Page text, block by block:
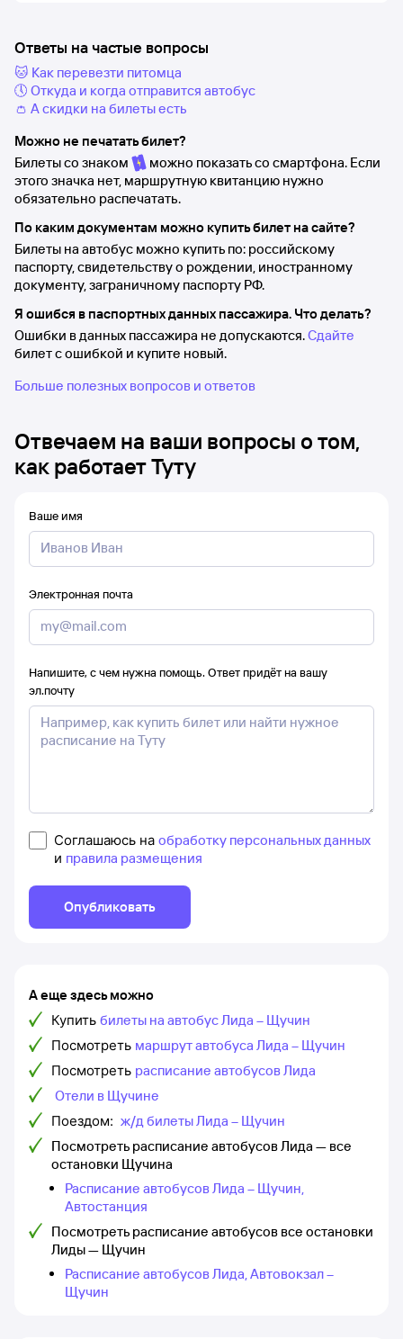
Ответы на частые вопросы
🐱 Как перевезти питомца
🕔 Откуда и когда отправится автобус
👛 А скидки на билеты есть
Можно не печатать билет?
Билеты со знаком
можно показать со смартфона. Если
этого значка нет, маршрутную квитанцию нужно
обязательно распечатать.
По каким документам можно купить билет на сайте?
Билеты на автобус можно купить по: российскому
паспорту, свидетельству о рождении, иностранному
документу, заграничному паспорту РФ.
Я ошибся в паспортных данных пассажира. Что делать?
Ошибки в данных пассажира не допускаются.Сдайте
билет с ошибкой и купите новый.
Больше полезных вопросов и ответов
Отвечаем на ваши вопросы о том,
как работает Туту
Ваше имя
Электронная почта
Напишите, с чем нужна помощь. Ответ придёт на вашу
эл.почту
Соглашаюсь на обработку персональных данных
и правила размещения
Опубликовать
А еще здесь можно
Купить билеты на автобус Лида – Щучин
Посмотреть маршрут автобуса Лида – Щучин
Посмотреть расписание автобусов Лида
Отели в Щучине
Поездом: ж/д билеты Лида – Щучин
Посмотреть расписание автобусов Лида — все
остановки Щучина
Расписание автобусов Лида – Щучин,
Автостанция
Посмотреть расписание автобусов все остановки
Лиды — Щучин
Расписание автобусов Лида, Автовокзал –
Щучин